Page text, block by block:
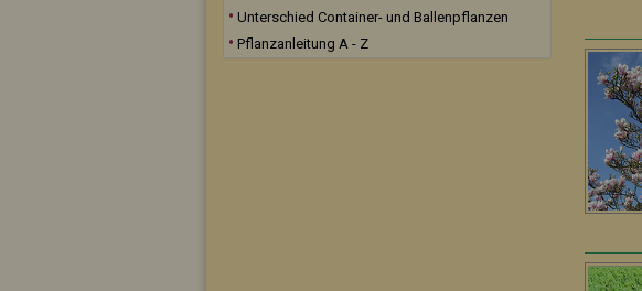
Unterschied Container- und Ballenpflanzen
Pflanzanleitung A - Z